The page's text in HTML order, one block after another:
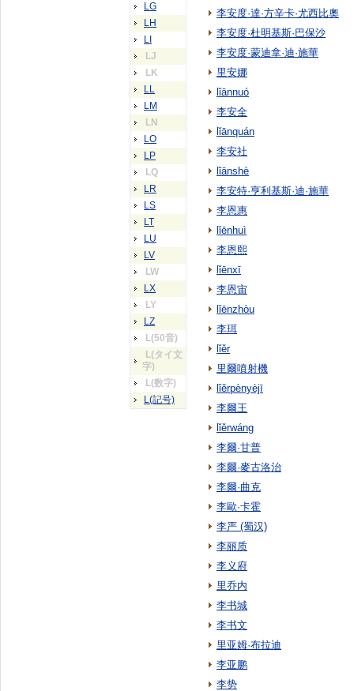
LG
LH
LI
LJ
LK
LL
LM
LN
LO
LP
LQ
LR
LS
LT
LU
LV
LW
LX
LY
LZ
L(50音)
L(タイ文
字)
L(数字)
L(記号)
李安度·達·方辛卡·尤西比奧
李安度·杜明基斯·巴保沙
李安度·蒙迪拿·迪·施華
里安娜
lǐānnuó
李安全
lǐānquán
李安社
lǐānshè
李安特·亨利基斯·迪·施華
李恩惠
lǐēnhuì
李恩熙
lǐēnxī
李恩宙
lǐēnzhòu
李珥
lǐěr
里爾噴射機
lǐěrpènyèjī
李爾王
lǐěrwáng
李爾·甘普
李爾·麥古洛治
李爾·曲克
李歐·卡霍
李严 (蜀汉)
李丽质
李义府
里乔内
李书城
李书文
里亚姆·布拉迪
李亚鹏
李势